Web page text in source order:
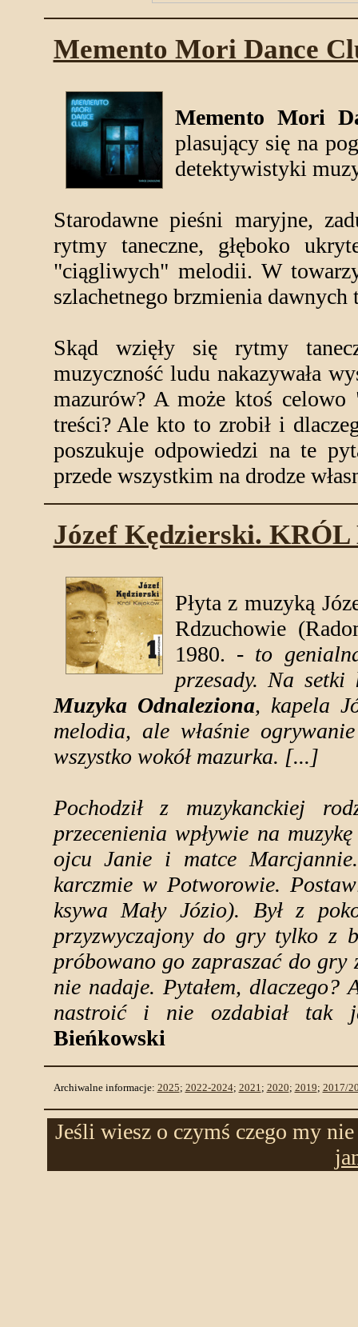
Memento Mori Dance
Memento Mori
plasujący się na
detektywistyki
Starodawne pieśni maryjne,
rytmy taneczne, głęboko
"ciągliwych" melodii. W
szlachetnego brzmienia
Skąd wzięły się rytmy
muzyczność ludu nakazywała
mazurów? A może ktoś
treści? Ale kto to zrobił i
poszukuje odpowiedzi na te
przede wszystkim na drodze
Józef Kędzierski.
Płyta z muzyką
Rdzuchowie
1980. - to
przesady. Na
Muzyka Odnaleziona, kapela
melodia, ale właśnie
wszystko wokół mazurka. [...]
Pochodził z muzykanckiej
przecenienia wpływie na
ojcu Janie i matce
karczmie w Potworowie.
ksywa Mały Józio). Był z
przyzwyczajony do gry tylko z
próbowano go zapraszać do gry
nie nadaje. Pytałem,
nastroić i nie ozdabiał tak
Bieńkowski
Archiwalne informacje: 2025; 2022-2024; 2021; 2020; 2019; 2017/
Jeśli wiesz o czymś czego my